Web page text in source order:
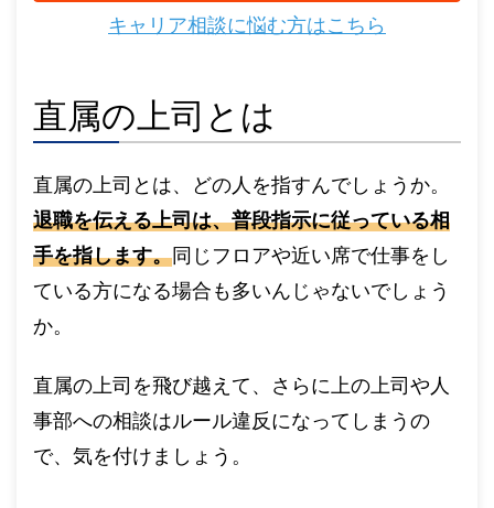
キャリア相談に悩む方はこちら
直属の上司とは
直属の上司とは、どの人を指すんでしょうか。
退職を伝える上司は、普段指示に従っている相
手を指します。同じフロアや近い席で仕事をし
ている方になる場合も多いんじゃないでしょう
か。
直属の上司を飛び越えて、さらに上の上司や人
事部への相談はルール違反になってしまうの
で、気を付けましょう。